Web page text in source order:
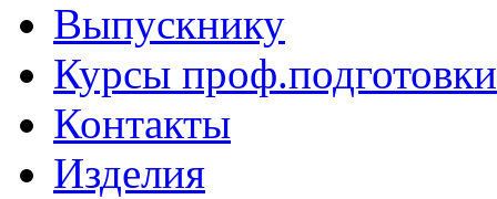
Выпускнику
Курсы проф.подготовки
Контакты
Изделия